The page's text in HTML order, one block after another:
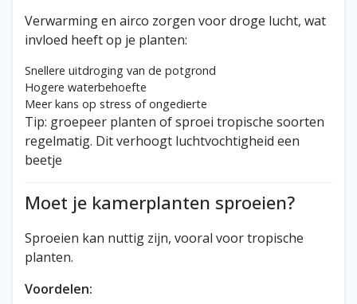
Verwarming en airco zorgen voor droge lucht, wat
invloed heeft op je planten:
Snellere uitdroging van de potgrond
Hogere waterbehoefte
Meer kans op stress of ongedierte
Tip: groepeer planten of sproei tropische soorten
regelmatig. Dit verhoogt luchtvochtigheid een
beetje
Moet je kamerplanten sproeien?
Sproeien kan nuttig zijn, vooral voor tropische
planten.
Voordelen: